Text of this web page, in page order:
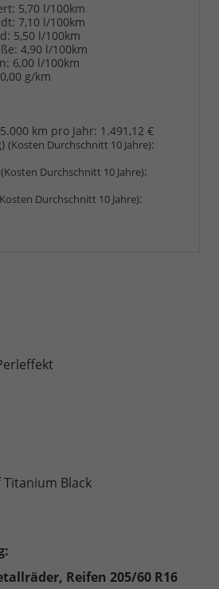
5,70 l/100km
7,10 l/100km
5,50 l/100km
4,90 l/100km
6,00 l/100km
g/km
km pro Jahr: 1.491,12 €
(Kosten Durchschnitt 10 Jahre):
(Kosten Durchschnitt 10 Jahre):
Durchschnitt 10 Jahre):
Titanium Black
Reifen 205/60 R16